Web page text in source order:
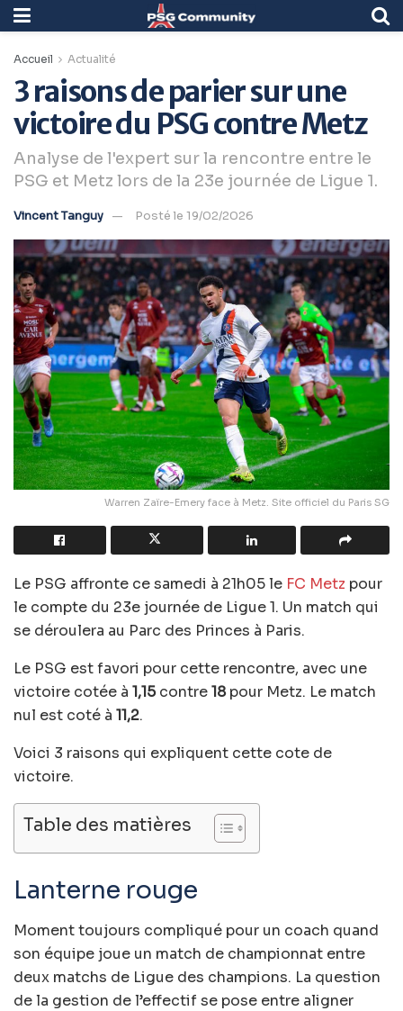
Accueil Actualité
3 raisons de parier sur une
victoire du PSG contre Metz
Analyse de l'expert sur la rencontre entre le
PSG et Metz lors de la 23e journée de Ligue 1.
Vincent Tanguy Posté le 19/02/2026
Warren Zaïre-Emery face à Metz. Site officiel du Paris SG
Le PSG affronte ce samedi à 21h05 le FC Metz pour
le compte du 23e journée de Ligue 1. Un match qui
se déroulera au Parc des Princes à Paris.
Le PSG est favori pour cette rencontre, avec une
victoire cotée à 1,15 contre18 pour Metz. Le match
nul est coté à 11,2.
Voici 3 raisons qui expliquent cette cote de
victoire.
Table des matières
Lanterne rouge
Moment toujours compliqué pour un coach quand
son équipe joue un match de championnat entre
deux matchs de Ligue des champions. La question
de la gestion de l’effectif se pose entre aligner